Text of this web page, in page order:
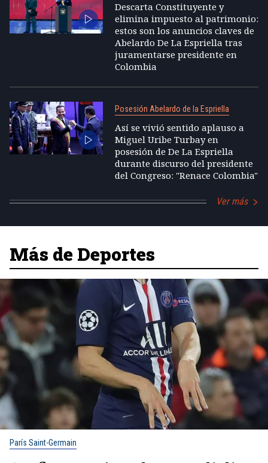
Descarta Constituyente y
elimina impuesto al patrimonio:
estos son los anuncios claves de
Abelardo De La Espriella tras
juramentarse presidente en
Colombia
Posesión Abelardo de la Espriella
Así se vivió sentido aplauso a
Miguel Uribe Turbay en
posesión de De La Espriella
durante discurso del presidente
del Congreso: "Renace Colombia"
Ver más
Más de Deportes
París Saint-Germain